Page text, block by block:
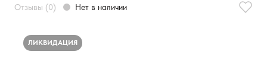
О нас
Отзывы (0) Нет в наличии
ЛИКВИДАЦИЯ